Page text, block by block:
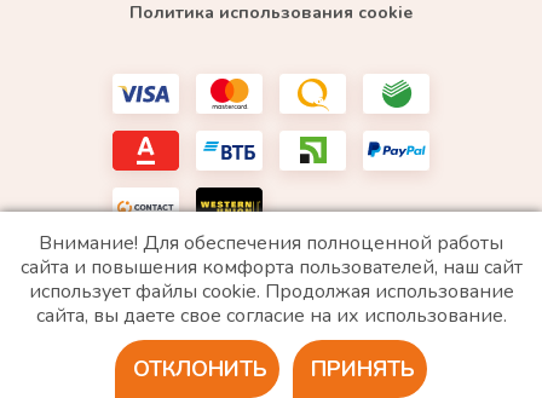
Политика использования cookie
*WhatsApp принадлежит компании Meta, которая признана экстремистской и запрещена в
РФ
2020 © Все права защищены. ИП «Войтенко»
Разработка сайта
Внимание! Для обеспечения полноценной работы
сайта и повышения комфорта пользователей, наш сайт
использует файлы cookie. Продолжая использование
сайта, вы даете свое согласие на их использование.
ПРИНЯТЬ
ОТКЛОНИТЬ